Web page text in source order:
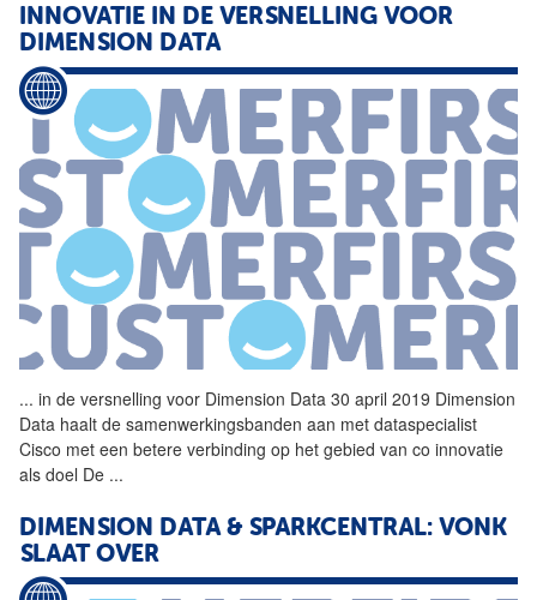
INNOVATIE IN DE VERSNELLING VOOR
DIMENSION DATA
... in de versnelling voor Dimension Data 30 april 2019 Dimension
Data haalt de samenwerkingsbanden aan met dataspecialist
Cisco met een betere verbinding op het gebied van co innovatie
als doel De ...
DIMENSION DATA& SPARKCENTRAL: VONK
SLAAT OVER